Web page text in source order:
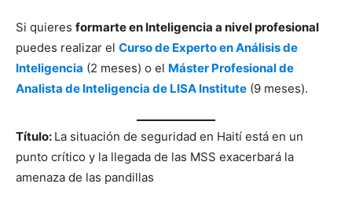
Si quieres formarte en Inteligencia a nivel profesional
puedes realizar el Curso de Experto en Análisis de
Inteligencia (2 meses) o el Máster Profesional de
Analista de Inteligencia de LISA Institute (9 meses).
Título: La situación de seguridad en Haití está en un
punto crítico y la llegada de las MSS exacerbará la
amenaza de las pandillas